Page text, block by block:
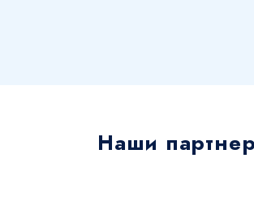
Наши